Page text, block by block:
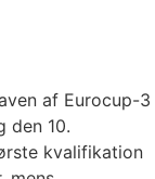
af Eurocup-3
den 10.
kvalifikation